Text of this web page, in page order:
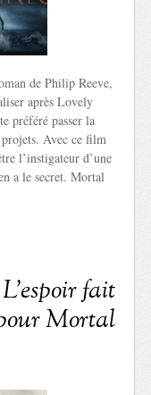
de Philip Reeve,
après Lovely
préféré passer la
projets. Avec ce film
l’instigateur d’une
a le secret. Mortal
fait
Mortal